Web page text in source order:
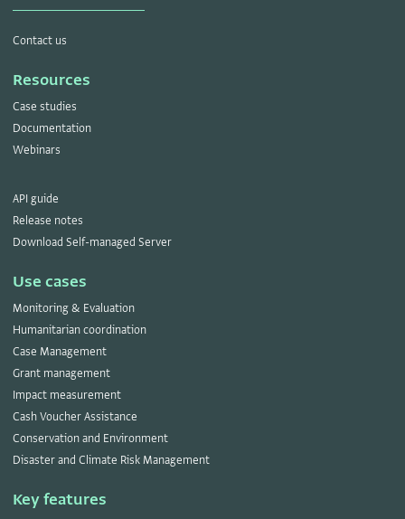
Contact us
Resources
Case studies
Documentation
Webinars
API guide
Release notes
Download Self-managed Server
Use cases
Monitoring & Evaluation
Humanitarian coordination
Case Management
Grant management
Impact measurement
Cash Voucher Assistance
Conservation and Environment
Disaster and Climate Risk Management
Key features